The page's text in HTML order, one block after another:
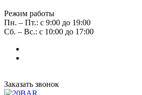
Режим работы
Пн. – Пт.: с 9:00 до 19:00
Сб. – Вс.: с 10:00 до 17:00
Заказать звонок